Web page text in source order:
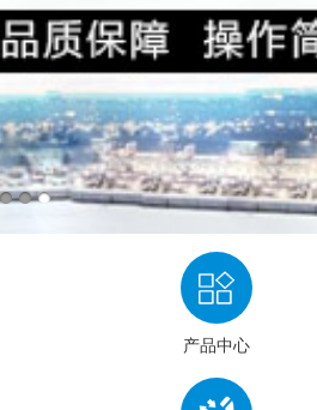
产品中心